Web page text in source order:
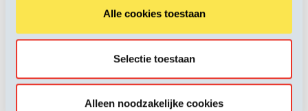
Alle cookies toestaan
Selectie toestaan
Alleen noodzakelijke cookies
Signe DØ
Gelegen tussen experimentele elektronica en traditionele
Noorse publiek betoverd met haar melancholische sound.
Nu is het onze beurt!